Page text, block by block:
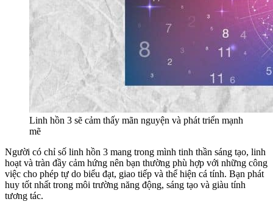
Linh hồn 3 sẽ cảm thấy mãn nguyện và phát triển mạnh
mẽ
Người có chỉ số linh hồn 3 mang trong mình tinh thần sáng tạo, linh
hoạt và tràn đầy cảm hứng nên bạn thường phù hợp với những công
việc cho phép tự do biểu đạt, giao tiếp và thể hiện cá tính. Bạn phát
huy tốt nhất trong môi trường năng động, sáng tạo và giàu tính
tương tác.